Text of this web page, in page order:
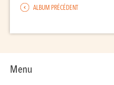
ALBUM PRÉCÉDENT
Menu